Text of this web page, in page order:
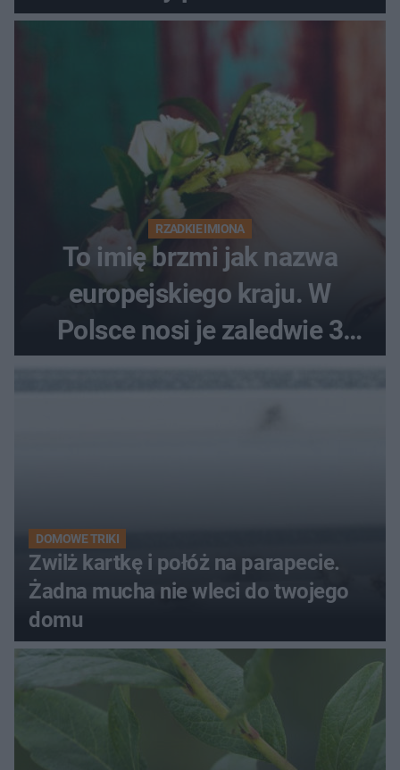
RZADKIE IMIONA
To imię brzmi jak nazwa
europejskiego kraju. W
Polsce nosi je zaledwie 3
kobiety
DOMOWE TRIKI
Zwilż kartkę i połóż na parapecie.
Żadna mucha nie wleci do twojego
domu